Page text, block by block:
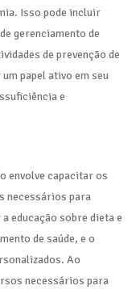
Isso pode incluir
gerenciamento de
de prevenção de
papel ativo em seu
e
envolve capacitar os
necessários para
educação sobre dieta e
de saúde, e o
Ao
necessários para